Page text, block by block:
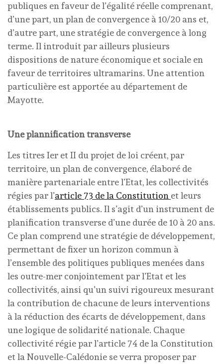
publiques en faveur de l’égalité réelle comprenant,
d’une part, un plan de convergence à 10/20 ans et,
d’autre part, une stratégie de convergence à long
terme. Il introduit par ailleurs plusieurs
dispositions de nature économique et sociale en
faveur de territoires ultramarins. Une attention
particulière est apportée au département de
Mayotte.
Une plannification transverse
Les titres Ier et II du projet de loi créent, par
territoire, un plan de convergence, élaboré de
manière partenariale entre l’Etat, les collectivités
régies par l’article 73 de la Constitution et leurs
établissements publics. Il s’agit d’un instrument de
planification transverse d’une durée de 10 à 20 ans.
Ce plan comprend une stratégie de développement,
permettant de fixer un horizon commun à
l’ensemble des politiques publiques menées dans
les outre-mer conjointement par l’Etat et les
collectivités, ainsi qu’un suivi rigoureux mesurant
la contribution de chacune de leurs interventions
à la réduction des écarts de développement, dans
une logique de solidarité nationale. Chaque
collectivité régie par l’article 74 de la Constitution
et la Nouvelle-Calédonie se verra proposer par